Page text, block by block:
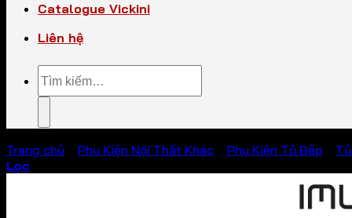
Catalogue Vickini
Liên hệ
Tìm
kiếm:
Trang chủ Phụ Kiện Nội Thất Khác Phụ Kiện Tủ Bếp
Lọc